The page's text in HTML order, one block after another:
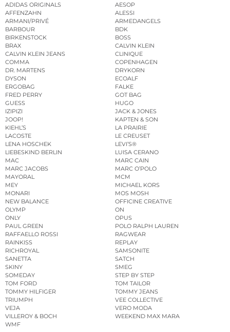
ADIDAS ORIGINALS
AESOP
AFFENZAHN
ALESSI
ARMANI/PRIVÉ
ARMEDANGELS
BARBOUR
BDK
BIRKENSTOCK
BOSS
BRAX
CALVIN KLEIN
CALVIN KLEIN JEANS
CLINIQUE
COMMA
COPENHAGEN
DR. MARTENS
DRYKORN
DYSON
ECOALF
ERGOBAG
FALKE
FRED PERRY
GOT BAG
GUESS
HUGO
IZIPIZI
JACK & JONES
JOOP!
KAPTEN & SON
KIEHL’S
LA PRAIRIE
LACOSTE
LE CREUSET
LENA HOSCHEK
LEVI’S®
LIEBESKIND BERLIN
LUISA CERANO
MAC
MARC CAIN
MARC JACOBS
MARC O’POLO
MAYORAL
MCM
MEY
MICHAEL KORS
MONARI
MOS MOSH
NEW BALANCE
OFFICINE CREATIVE
OLYMP
ON
ONLY
OPUS
PAUL GREEN
POLO RALPH LAUREN
RAFFAELLO ROSSI
RAGWEAR
RAINKISS
REPLAY
RICHROYAL
SAMSONITE
SANETTA
SATCH
SKINY
SMEG
SOMEDAY
STEP BY STEP
TOM FORD
TOM TAILOR
TOMMY HILFIGER
TOMMY JEANS
TRIUMPH
VEE COLLECTIVE
VEJA
VERO MODA
VILLEROY & BOCH
WEEKEND MAX MARA
WMF